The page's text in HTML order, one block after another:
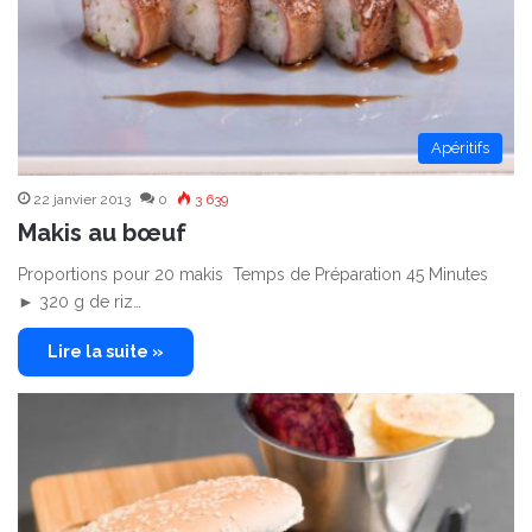
Apéritifs
22 janvier 2013 0 3 639
Makis au bœuf
Proportions pour 20 makis Temps de Préparation 45 Minutes
► 320 g de riz…
Lire la suite »